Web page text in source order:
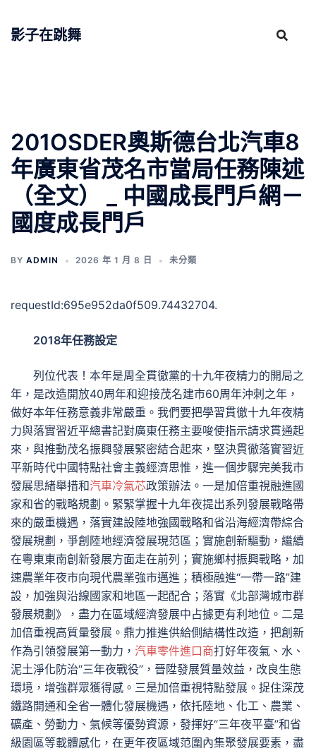
影子在跳舞
201OSDER奧斯德台北汽車8
年廣東省茂名市當局任務陳述
（全文） _ 中國成長門戶網－
國度成長門戶
BY ADMIN 2026 年 1 月 8 日 未分類
requestId:695e952da0f509.74432704.
2018年任務設定
列位代表！本年是周全貫徹黨的十九年夜精力的開局之
年，是改造開放40周年和迎接茂名建市60周年沖刺之年，
做好本年任務意義非常嚴重。我們要把學習貫徹十九年夜精
力與落實習近平總書記對廣東任務主要唆使指示請求貫通起
來，與推動茂名振興發展緊密結合起來，堅決貫徹落實習近
平新時代中國特點社會主義經濟思惟，進一個步驟完美我市
發展思緒舉措和汽車冷氣芯政策辦法。一是加倍重視融進國
家和省的戰略規劃。緊緊掌握十九年夜提出系列發展戰略帶
來的嚴重機遇，落實建設陸地強國戰略和省沿海經濟帶綜合
發展規劃，爭創陸地經濟發展現范區；實施創新驅動，繼續
在粵東東南創新發展方面走在前列；實施鄉村振興戰略，加
速農業年夜市向現代農業強市邁進；積極融進“一帶一路”建
設，加強與沿線國家和地區一起配合；落實《北部灣城市群
發展規劃》，盡力在區域經濟發展中占據更有利地位。二是
加倍重視高質量發展。鼎力推進供給側結構性改造，把創新
作為引領發展第一動力， 汽車零件進口商打好年夜氣、水、
泥土淨化防治“三年夜戰役”，晉陞發展質量效益，改良生態
環境，增強群眾獲得感。三是加倍重視特點發展。捉住深茂
鐵路開通和全省一體化發展機遇，依托陸地、化工、農業、
礦產、勞動力、氣候等優勢資源，發揮好“三年夜平臺”和省
級園區等載體感化，在更年夜區域范圍內集聚發展要素，盡